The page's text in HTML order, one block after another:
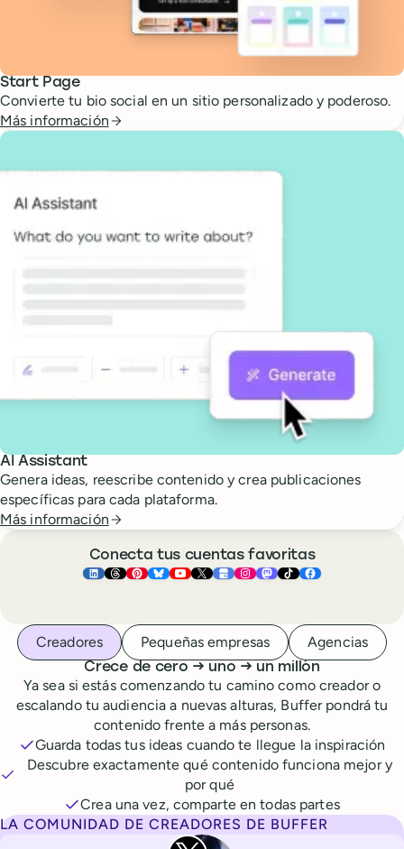
Start Page
Convierte tu bio social en un sitio personalizado y poderoso.
Más información
AI Assistant
Genera ideas, reescribe contenido y crea publicaciones
específicas para cada plataforma.
Más información
Conecta tus cuentas favoritas
Buffer ×LinkedIn
Buffer ×Threads
Buffer ×Pinterest
Buffer ×Bluesky
Buffer ×YouTube
Buffer ×X
Buffer ×Google Business
Buffer ×Instagram
Buffer ×
Buffer ×
Buffer ×
Seas quien seas, te tenemos cubierto
Creadores Pequeñas empresas Agencias
Crece de cero a
→ uno a
→ un millón
Ya sea si estás comenzando tu camino como creador o
escalando tu audiencia a nuevas alturas, Buffer pondrá tu
contenido frente a más personas.
Guarda todas tus ideas cuando te llegue la inspiración
Descubre exactamente qué contenido funciona mejor y
por qué
Crea una vez, comparte en todas partes
LA COMUNIDAD DE CREADORES DE BUFFER
Rita Iglesias